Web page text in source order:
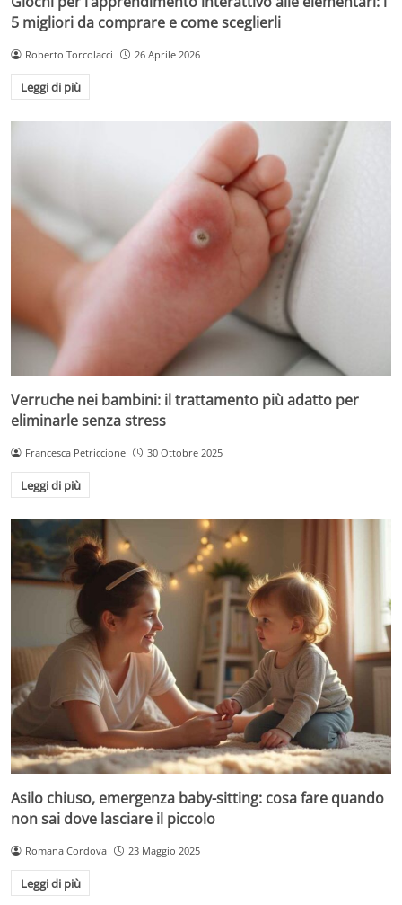
5 migliori da comprare e come sceglierli
Roberto Torcolacci 26 Aprile 2026
Leggi di più
Verruche nei bambini: il trattamento più adatto per
eliminarle senza stress
Francesca Petriccione 30 Ottobre 2025
Leggi di più
Asilo chiuso, emergenza baby-sitting: cosa fare quando
non sai dove lasciare il piccolo
Romana Cordova 23 Maggio 2025
Leggi di più